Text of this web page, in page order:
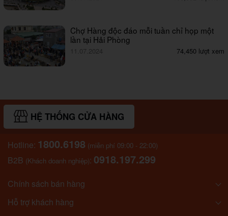
Chợ Hàng độc đáo mỗi tuần chỉ họp một
lần tại Hải Phòng
11.07.2024 74,450 lượt xem
HỆ THỐNG CỬA HÀNG
Hotline: 1800.6198 (miễn phí 09:00 - 22:00)
B2B (Khách doanh nghiệp): 0918.197.299
Chính sách bán hàng
Hỗ trợ khách hàng